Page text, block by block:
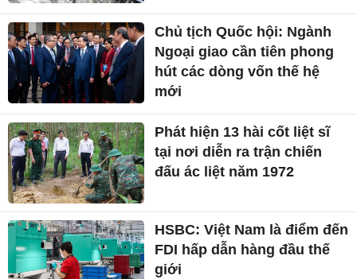
Chủ tịch Quốc hội: Ngành
Ngoại giao cần tiên phong
hút các dòng vốn thế hệ
mới
Phát hiện 13 hài cốt liệt sĩ
tại nơi diễn ra trận chiến
đấu ác liệt năm 1972
HSBC: Việt Nam là điểm đến
FDI hấp dẫn hàng đầu thế
giới